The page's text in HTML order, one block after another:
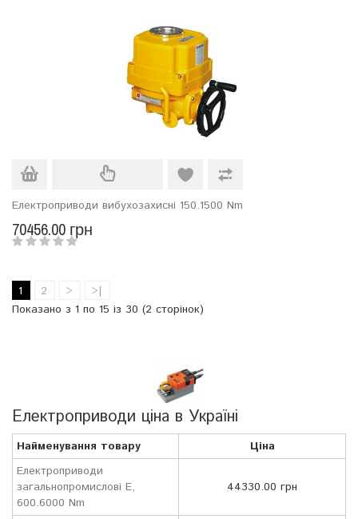
Електроприводи вибухозахисні 150.1500 Nm
70456.00 грн
1 2 >
>|
Показано з 1 по 15 із 30 (2 сторінок)
Електроприводи ціна в Україні
Найменування товару
Ціна
Електроприводи
загальнопромислові E,
600.6000 Nm
44330.00 грн